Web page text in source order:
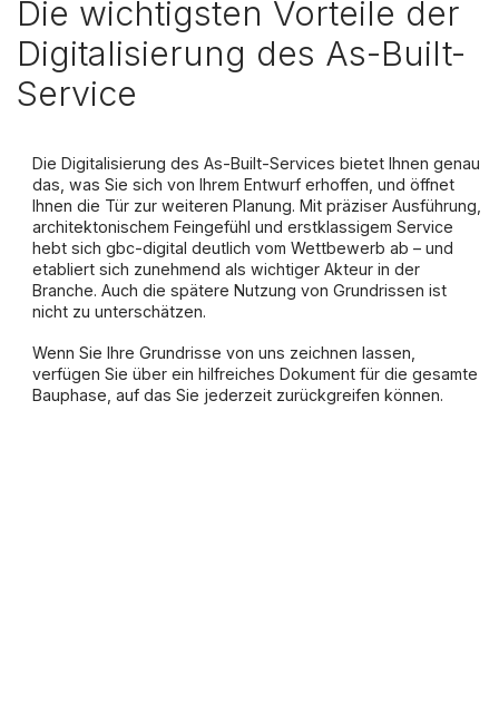
Die wichtigsten Vorteile der
Digitalisierung des As-Built-
Service
Die Digitalisierung des As-Built-Services bietet Ihnen genau
das, was Sie sich von Ihrem Entwurf erhoffen, und öffnet
Ihnen die Tür zur weiteren Planung. Mit präziser Ausführung,
architektonischem Feingefühl und erstklassigem Service
hebt sich gbc-digital deutlich vom Wettbewerb ab – und
etabliert sich zunehmend als wichtiger Akteur in der
Branche. Auch die spätere Nutzung von Grundrissen ist
nicht zu unterschätzen.
Wenn Sie Ihre Grundrisse von uns zeichnen lassen,
verfügen Sie über ein hilfreiches Dokument für die gesamte
Bauphase, auf das Sie jederzeit zurückgreifen können.